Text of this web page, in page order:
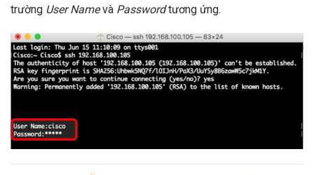
trường User Namevà Passwordtương ứng.